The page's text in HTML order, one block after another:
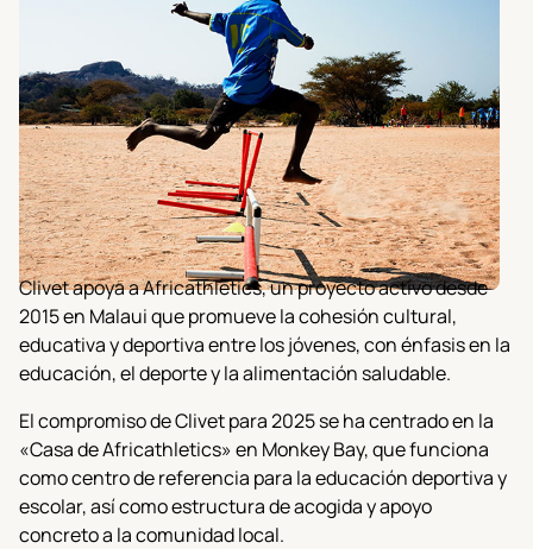
Clivet apoya a Africathletics, un proyecto activo desde
2015 en Malaui que promueve la cohesión cultural,
educativa y deportiva entre los jóvenes, con énfasis en la
educación, el deporte y la alimentación saludable.
El compromiso de Clivet para 2025 se ha centrado en la
«Casa de Africathletics» en Monkey Bay, que funciona
como centro de referencia para la educación deportiva y
escolar, así como estructura de acogida y apoyo
concreto a la comunidad local.